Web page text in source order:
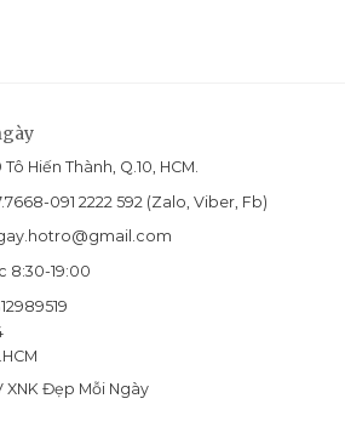
chuyên
biệt
Hiến Thành, Q.10, HCM.
091 2222 592 (Zalo, Viber, Fb)
8:30-19:00
XNK Đẹp Mỗi Ngày